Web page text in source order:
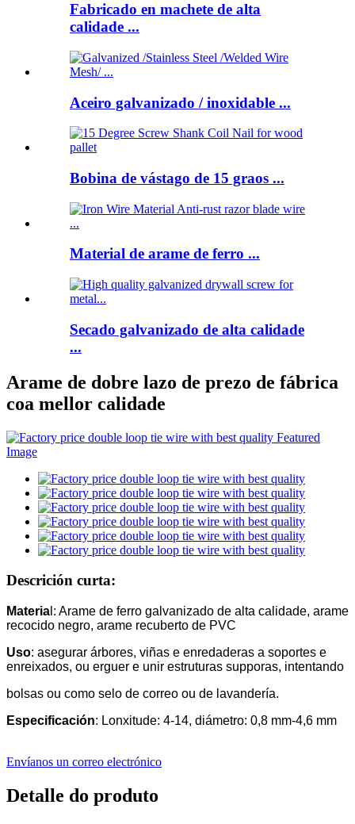
Fabricado en machete de alta
calidade ...
Aceiro galvanizado / inoxidable ...
Bobina de vástago de 15 graos ...
Material de arame de ferro ...
Secado galvanizado de alta calidade
...
Arame de dobre lazo de prezo de fábrica
coa mellor calidade
Descrición curta:
Materia l: Arame de ferro galvanizado de alta calidade, arame
recocido negro, arame recuberto de PVC
Uso: asegurar árbores, viñas e enredaderas a soportes e
enreixados, ou erguer e unir estruturas supporas, intentando
bolsas ou como selo de correo ou de lavandería.
Especificación: Lonxitude: 4-14, diámetro: 0,8 mm-4,6 mm
Envíanos un correo electrónico
Detalle do produto